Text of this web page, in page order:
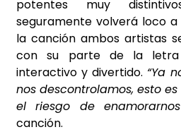
potentes muy
seguramente volverá loco
la canción ambos artistas
con su parte de la letra
interactivo y divertido. “Ya
nos descontrolamos, esto
el riesgo de
canción.